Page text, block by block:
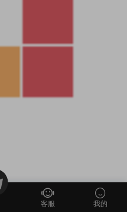
客服 我的